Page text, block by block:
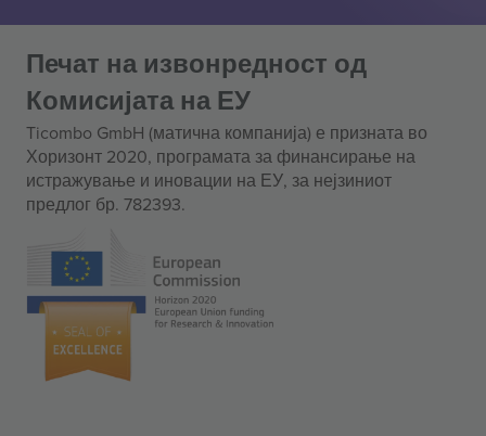
Печат на извонредност од
Комисијата на ЕУ
Ticombo GmbH (матична компанија) е призната во
Хоризонт 2020, програмата за финансирање на
истражување и иновации на ЕУ, за нејзиниот
предлог бр. 782393.